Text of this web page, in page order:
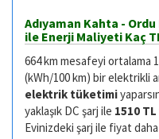
Adıyaman Kahta -
ile Enerji Maliyeti Kaç
664 km mesafeyi ortalama
(kWh/100 km) bir elektrikli
elektrik tüketimi
yaklaşık DC şarj ile 1510 TL
Evinizdeki şarj ile fiyat